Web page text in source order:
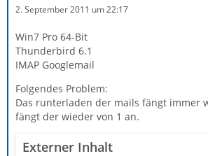
2. September 2011 um 22:17
Win7 Pro 64-Bit
Thunderbird 6.1
IMAP Googlemail
Folgendes Problem:
Das runterladen der mails fängt immer
fängt der wieder von 1 an.
Externer Inhalt